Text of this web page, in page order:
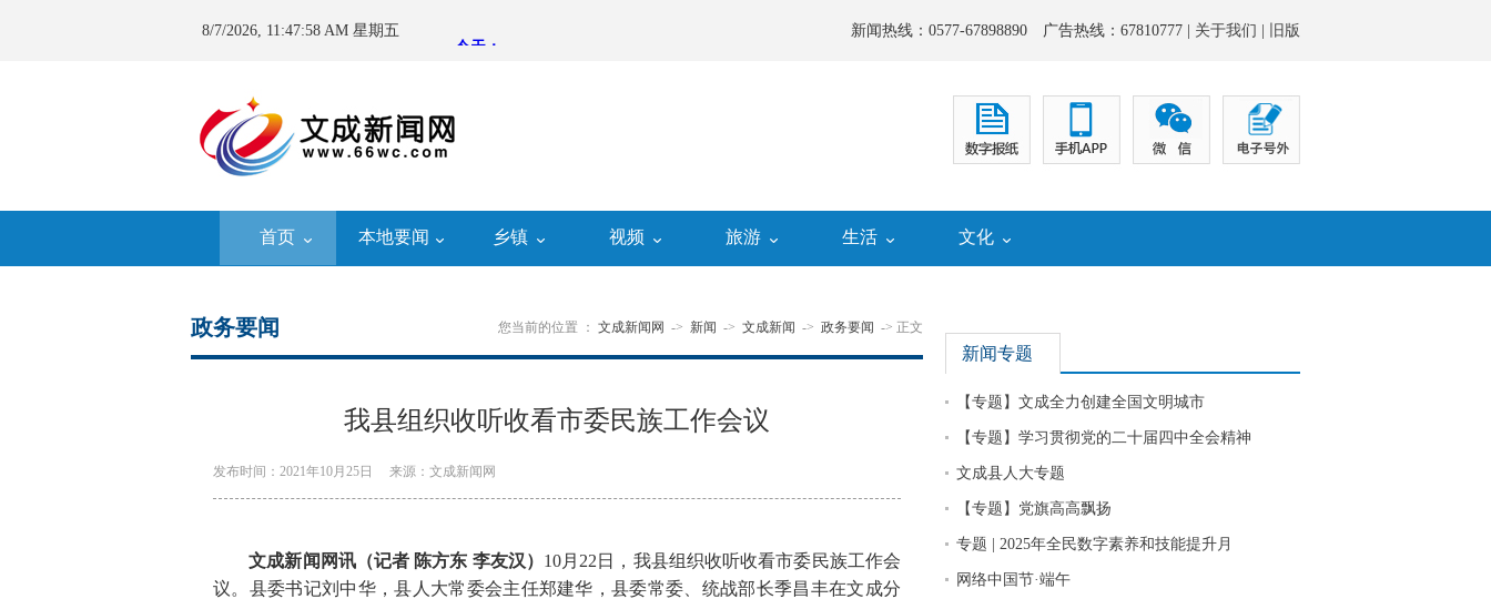
8/7/2026, 11:47:58 AM 星期五 新闻热线：0577-67898890 广告热线：67810777 | 关于我们 旧版
首页 本地要闻 乡镇 视频 旅游 生活 文化
您当前的位置 ： 文成新闻网 -> 新闻 -> 文成新闻 -> 政务要闻 -> 正文
政务要闻
我县组织收听收看市委民族工作会议
发布时间：2021年10月25日 来源：文成新闻网
文成新闻网讯（记者 陈方东 李友汉） 10月22日，我县组织收听收看市委民族工作会
议。县委书记刘中华，县人大常委会主任郑建华，县委常委、统战部长季昌丰在文成分
新闻专题
【专题】文成全力创建全国文明城市
【专题】学习贯彻党的二十届四中全会精神
文成县人大专题
【专题】党旗高高飘扬
专题 | 2025年全民数字素养和技能提升月
网络中国节·端午